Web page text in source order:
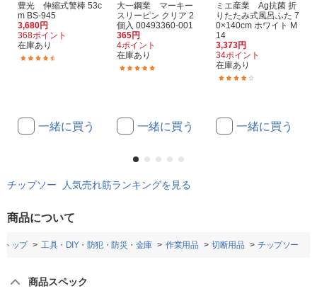
豊光 伸縮式警棒 53c
m BS-945
3,680円
368ポイント
在庫あり
一緒に買う
大一鋼業 マーキー
スリーピン クリア 2
個入 00493360-001
365円
4ポイント
在庫あり
一緒に買う
ミエ産業 Ag抗菌 折
りたたみ式風呂ふた 7
0×140cm ホワイト M
14
3,373円
34ポイント
在庫あり
一緒に買う
チップソー 人気売れ筋ランキングを見る
商品について
トップ 工具・DIY・防犯・防災・金庫 作業用品 切断用品 チップソー
商品スペック